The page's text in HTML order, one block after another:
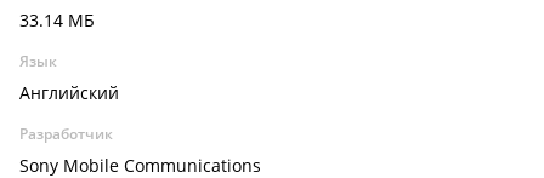
33.14 МБ
Язык
Английский
Разработчик
Sony Mobile Communications